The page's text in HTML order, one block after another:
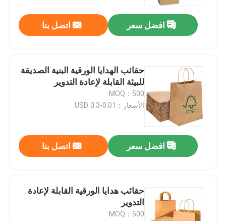
افضل سعر اتصل بنا
حقائب الهدايا الورقية البنية الصديقة
للبيئة القابلة لإعادة التدوير
MOQ：500
الأسعار：0.01-0.3 USD
افضل سعر اتصل بنا
حقائب هدايا الورقية القابلة لإعادة
التدوير
MOQ：500